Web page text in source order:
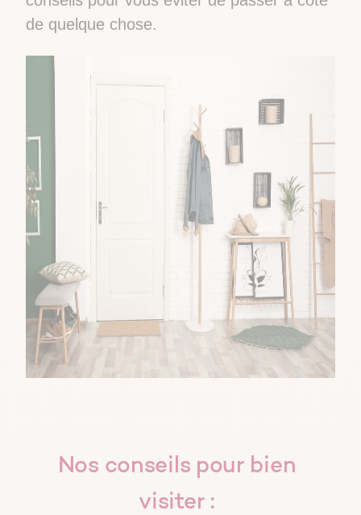
de quelque chose.
Nos conseils pour bien
visiter :